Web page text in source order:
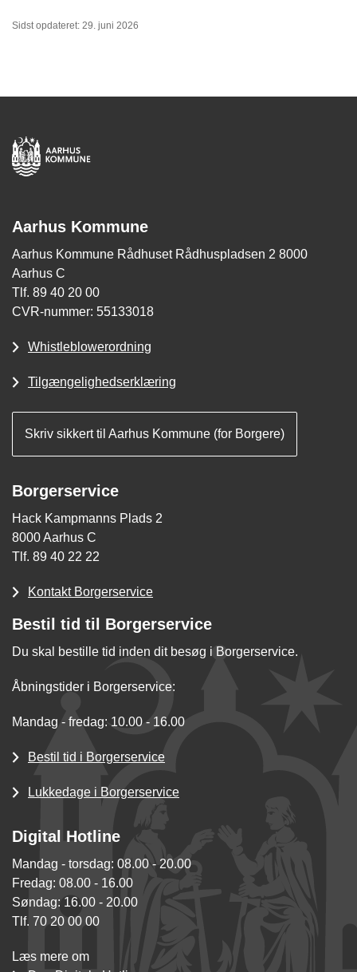
Sidst opdateret: 29. juni 2026
Aarhus Kommune
Aarhus Kommune Rådhuset Rådhuspladsen 2 8000
Aarhus C
Tlf. 89 40 20 00
CVR-nummer: 55133018
Whistleblowerordning
Tilgængelighedserklæring
Skriv sikkert til Aarhus Kommune (for Borgere)
Borgerservice
Hack Kampmanns Plads 2
8000 Aarhus C
Tlf. 89 40 22 22
Kontakt Borgerservice
Bestil tid til Borgerservice
Du skal bestille tid inden dit besøg i Borgerservice.
Åbningstider i Borgerservice:
Mandag - fredag: 10.00 - 16.00
Bestil tid i Borgerservice
Lukkedage i Borgerservice
Digital Hotline
Mandag - torsdag: 08.00 - 20.00
Fredag: 08.00 - 16.00
Søndag: 16.00 - 20.00
Tlf. 70 20 00 00
Læs mere om